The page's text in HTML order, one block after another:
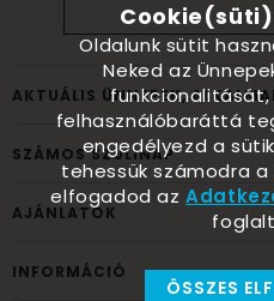
AKTUÁLIS ÜNNEPEK,
SZÁMOS SZÜLINAP
AJÁNLATOK
INFORMÁCIÓ
Oldalunk sütit
Neked az
felhasználóbaráttá
engedélyezd a
tehessük számodra
elfogadod az
ÖSSZES